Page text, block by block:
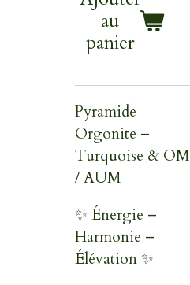
au
panier
Pyramide
Orgonite –
Turquoise & OM
/ AUM
✨ Énergie –
Harmonie –
Élévation ✨